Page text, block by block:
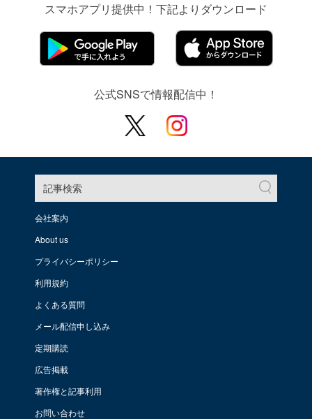
スマホアプリ提供中！下記よりダウンロード
公式SNSで情報配信中！
記事検索
会社案内
About us
プライバシーポリシー
利用規約
よくある質問
メール配信申し込み
定期購読
広告掲載
著作権と記事利用
お問い合わせ